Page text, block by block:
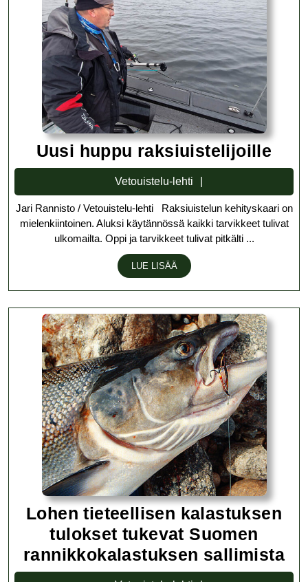
Uusi huppu raksiuistelijoille
Vetouistelu-lehti
lehti
Jari Rannisto / Vetouistelu-lehti Raksiuistelun kehityskaari on
mielenkiintoinen. Aluksi käytännössä kaikki tarvikkeet tulivat
ulkomailta. Oppi ja tarvikkeet tulivat pitkälti ...
LUE LISÄÄ LUE
LISÄÄ
Lohen tieteellisen kalastuksen
tulokset tukevat Suomen
rannikkokalastuksen sallimista